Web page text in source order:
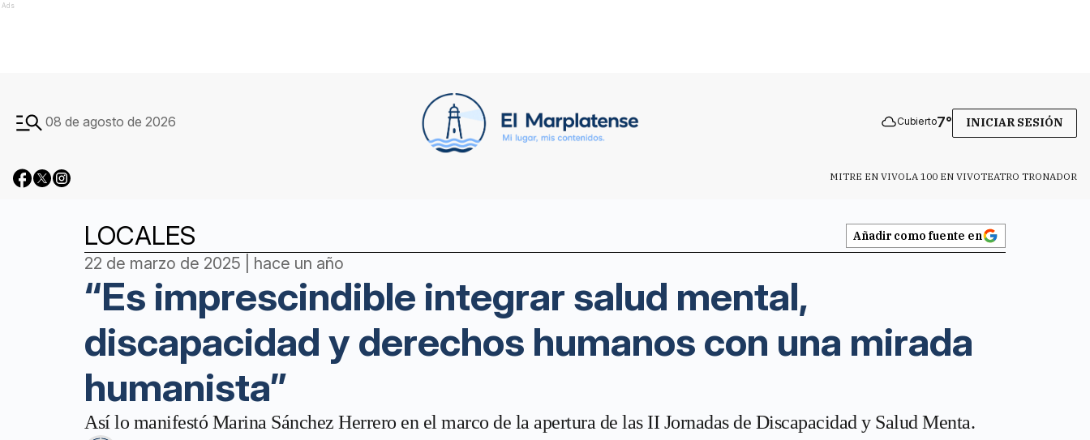
Ads
08 de agosto de 2026 Cubierto7° INICIAR SESIÓN
MITRE EN VIVOLA 100 EN VIVOTEATRO TRONADOR
LOCALES Añadir como fuente en
22 de marzo de 2025 | hace un año
“Es imprescindible integrar salud mental,
discapacidad y derechos humanos con una mirada
humanista”
Así lo manifestó Marina Sánchez Herrero en el marco de la apertura de las II Jornadas de Discapacidad y Salud Menta.